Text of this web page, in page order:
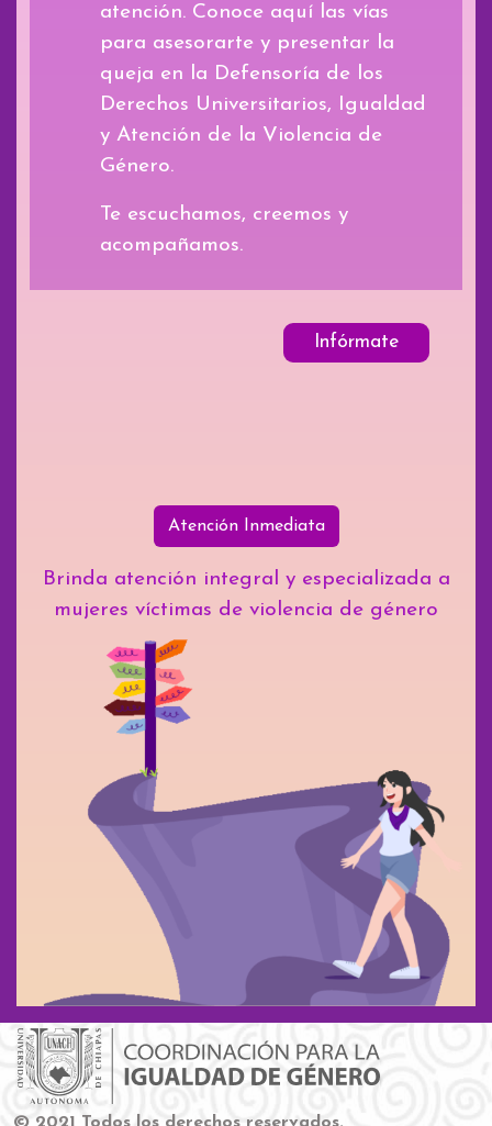
atención. Conoce aquí las vías
para asesorarte y presentar la
queja en la Defensoría de los
Derechos Universitarios, Igualdad
y Atención de la Violencia de
Género.
Te escuchamos, creemos y
acompañamos.
Infórmate
Atención Inmediata
Brinda atención integral y especializada a
mujeres víctimas de violencia de género
© 2021 Todos los derechos reservados.